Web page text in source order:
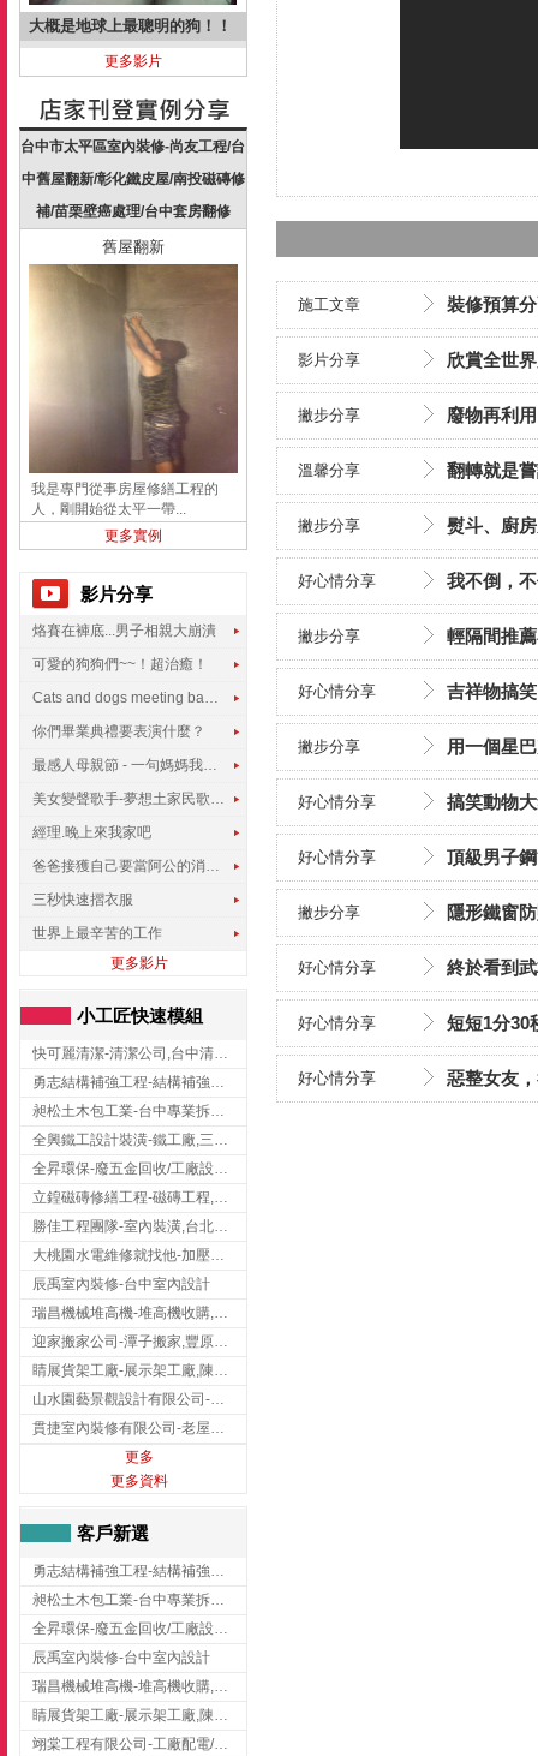
大概是地球上最聰明的狗！！
更多影片
台中市太平區室內裝修-尚友工程/台
中舊屋翻新/彰化鐵皮屋/南投磁磚修
補/苗栗壁癌處理/台中套房翻修
舊屋翻新
我是專門從事房屋修繕工程的
人，剛開始從太平一帶...
更多實例
影片分享
烙賽在褲底...男子相親大崩潰
可愛的狗狗們~~！超治癒！
Cats and dogs meeting babies for the first time
你們畢業典禮要表演什麼？
最感人母親節 - 一句媽媽我愛你
美女變聲歌手-夢想土家民歌傳遍世界
經理.晚上來我家吧
爸爸接獲自己要當阿公的消息，反應史上最可愛!!!
三秒快速摺衣服
世界上最辛苦的工作
更多影片
小工匠快速模組
快可麗清潔-清潔公司,台中清潔公司,台中居家清潔
勇志結構補強工程-結構補強工程 ,桃園結構補強工程,龍潭結構補強工程
昶松土木包工業-台中專業拆除工程/挖土機出租
全興鐵工設計裝潢-鐵工廠,三峽鐵工廠,台北鐵工廠
全昇環保-廢五金回收/工廠設備收購/機械設備回收/高價收購廠房設備
立鍠磁磚修繕工程-磁磚工程,磁磚修補,新竹磁磚工程
勝佳工程團隊-室內裝潢,台北房屋裝修,三重室內裝修
大桃園水電維修就找他-加壓馬達,抽水馬達,桃園水電行,中壢水電
辰禹室內裝修-台中室內設計
瑞昌機械堆高機-堆高機收購,新北市堆高機,桃園堆高機
迎家搬家公司-潭子搬家,豐原搬家,大雅搬家,大甲搬家,台中推薦搬家,台中搬家
睛展貨架工廠-展示架工廠,陳列架,台中展示架工廠
山水園藝景觀設計有限公司-景觀工程,景觀設計,新竹園藝工程,新竹景觀設計
貫捷室內裝修有限公司-老屋翻新工程,台中老屋翻新工程,台中舊屋翻新
更多
更多資料
客戶新選
勇志結構補強工程-結構補強工程 ,桃園結構補強工程,龍潭結構補強工程
昶松土木包工業-台中專業拆除工程/挖土機出租
全昇環保-廢五金回收/工廠設備收購/機械設備回收/高價收購廠房設備
辰禹室內裝修-台中室內設計
瑞昌機械堆高機-堆高機收購,新北市堆高機,桃園堆高機
睛展貨架工廠-展示架工廠,陳列架,台中展示架工廠
翊棠工程有限公司-工廠配電/高雄消防機電公司
施工文章 裝修預算
影片分享 欣賞全世
撇步分享 廢物再利
溫馨分享 翻轉就是
撇步分享 熨斗、廚
好心情分享 我不倒，
撇步分享 輕隔間推
好心情分享 吉祥物搞笑
撇步分享 用一個星
好心情分享 搞笑動物
好心情分享 頂級男子
撇步分享 隱形鐵窗
好心情分享 終於看到
好心情分享 短短1分30
好心情分享 惡整女友